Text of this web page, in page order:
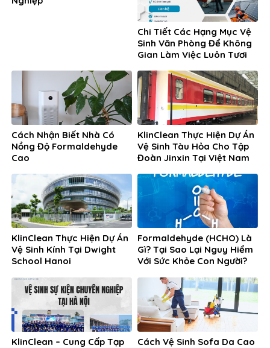
Chi Tiết Các Hạng Mục Vệ
Sinh Văn Phòng Để Không
Gian Làm Việc Luôn Tươi
Cách Nhận Biết Nhà Có
Nồng Độ Formaldehyde
Cao
KlinClean Thực Hiện Dự Án
Vệ Sinh Tàu Hỏa Cho Tập
Đoàn Jinxin Tại Việt Nam
KlinClean Thực Hiện Dự Án
Vệ Sinh Kính Tại Dwight
School Hanoi
Formaldehyde (HCHO) Là
Gì? Tại Sao Lại Nguy Hiểm
Với Sức Khỏe Con Người?
KlinClean – Cung Cấp Tạp
Cách Vệ Sinh Sofa Da Cao